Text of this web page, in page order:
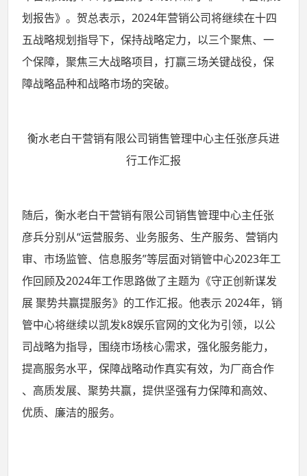
划报告》。贺总表示，2024年营销公司将继续在十四
五战略规划指导下，保持战略定力，以三个聚焦、一
个保障，聚焦三大战略项目，打赢三场关键战役，保
障战略品种和战略市场的突破。
衡水老白干营销有限公司销售管理中心主任张彦兵进
行工作汇报
随后，衡水老白干营销有限公司销售管理中心主任张
彦兵分别从“运营服务、业务服务、生产服务、营销内
审、市场监管、信息服务”等层面对销管中心2023年工
作回顾及2024年工作思路做了主题为《守正创新谋发
展 聚势共赢提服务》的工作汇报。他表示 2024年，销
管中心将继续以凯发k8娱乐官网的文化为引领，以公
司战略为指导，围绕市场核心需求，强化服务能力，
提高服务水平，保障战略动作真实有效，为厂商合作
、高质发展、聚势共赢，提供坚强有力保障和高效、
优质、廉洁的服务。